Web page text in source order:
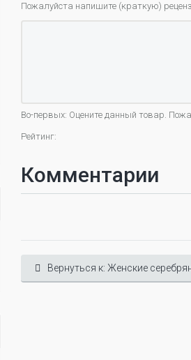
Пожалуйста напишите (краткую)
Во-первых: Оцените данный товар.
Рейтинг:
Комментарии
Вернуться к: Женские